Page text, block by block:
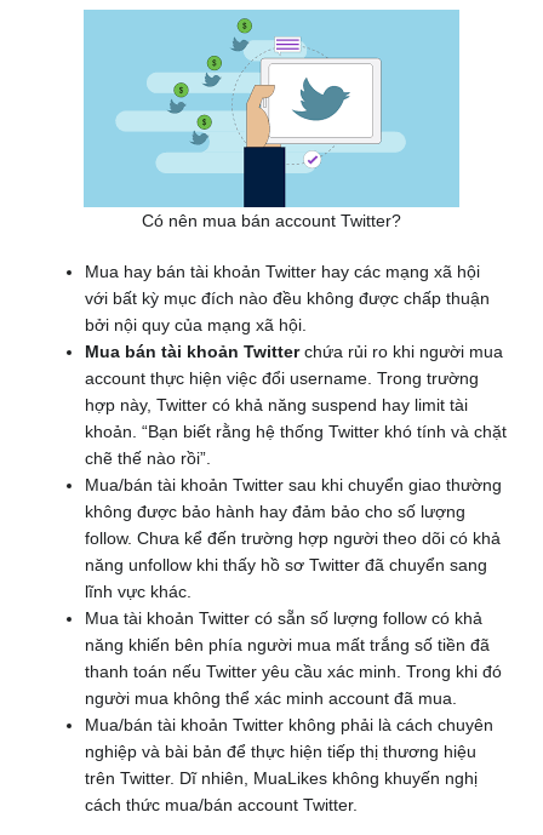
Có nên mua bán account Twitter?
Mua hay bán tài khoản Twitter hay các mạng xã hội
với bất kỳ mục đích nào đều không được chấp thuận
bởi nội quy của mạng xã hội.
Mua bán tài khoản Twitterchứa rủi ro khi người mua
account thực hiện việc đổi username. Trong trường
hợp này, Twitter có khả năng suspend hay limit tài
khoản. “Bạn biết rằng hệ thống Twitter khó tính và chặt
chẽ thế nào rồi”.
Mua/bán tài khoản Twitter sau khi chuyển giao thường
không được bảo hành hay đảm bảo cho số lượng
follow. Chưa kể đến trường hợp người theo dõi có khả
năng unfollow khi thấy hồ sơ Twitter đã chuyển sang
lĩnh vực khác.
Mua tài khoản Twitter có sẵn số lượng follow có khả
năng khiến bên phía người mua mất trắng số tiền đã
thanh toán nếu Twitter yêu cầu xác minh. Trong khi đó
người mua không thể xác minh account đã mua.
Mua/bán tài khoản Twitter không phải là cách chuyên
nghiệp và bài bản để thực hiện tiếp thị thương hiệu
trên Twitter. Dĩ nhiên, MuaLikes không khuyến nghị
cách thức mua/bán account Twitter.